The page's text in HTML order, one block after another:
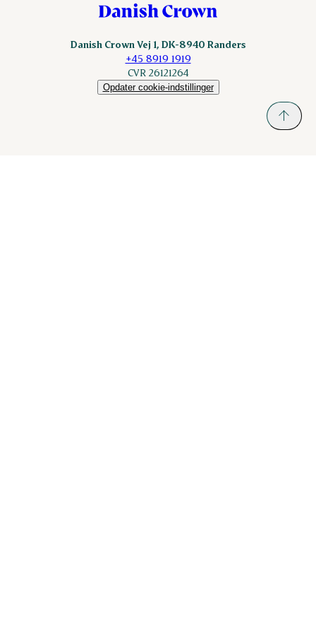
Danish Crown Vej 1, DK-8940 Randers
+45 8919 1919
CVR 26121264
Opdater cookie-indstillinger